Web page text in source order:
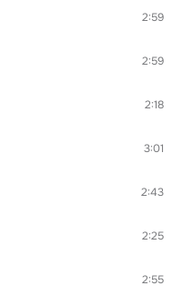
2:59
2:59
2:18
3:01
2:43
2:25
2:55